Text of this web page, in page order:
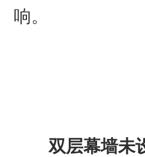
响。
双层幕墙未